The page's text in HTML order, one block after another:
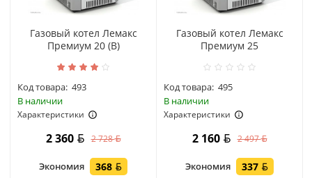
Газовый котел Лемакс
Премиум 20 (В)
Код товара: 493
В наличии
Характеристики
2 360 2 728
Экономия 368
Газовый котел Лемакс
Премиум 25
Код товара: 495
В наличии
Характеристики
2 160 2 497
Экономия 337